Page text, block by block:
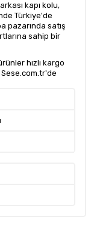
kapı kolu,
Türkiye'de
pazarında satış
sahip bir
hızlı kargo